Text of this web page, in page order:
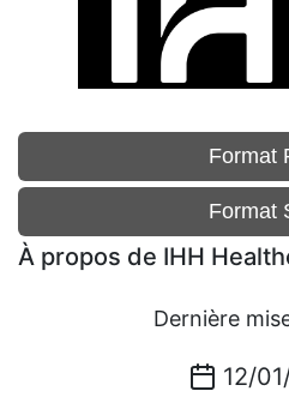
Format
Format
À propos de IHH
Dernière
12/